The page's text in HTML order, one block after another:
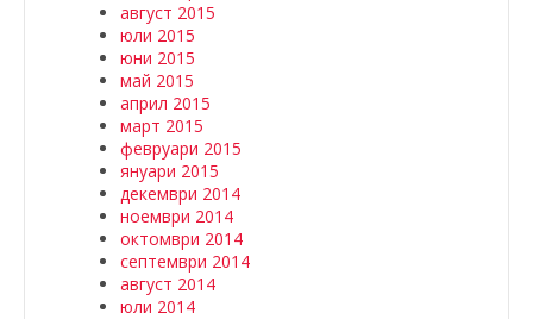
август 2015
юли 2015
юни 2015
май 2015
април 2015
март 2015
февруари 2015
януари 2015
декември 2014
ноември 2014
октомври 2014
септември 2014
август 2014
юли 2014